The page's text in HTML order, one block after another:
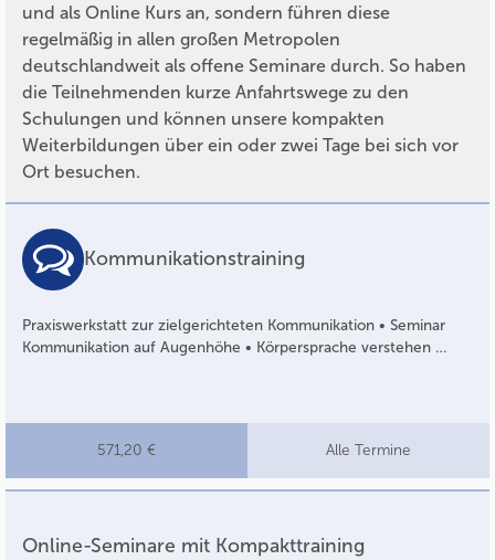
und als Online Kurs an, sondern führen diese
regelmäßig in allen großen Metropolen
deutschlandweit als offene Seminare durch. So haben
die Teilnehmenden kurze Anfahrtswege zu den
Schulungen und können unsere kompakten
Weiterbildungen über ein oder zwei Tage bei sich vor
Ort besuchen.
Kommunikationstraining
Praxiswerkstatt zur zielgerichteten Kommunikation • Seminar
Kommunikation auf Augenhöhe • Körpersprache verstehen …
571,20 € Alle Termine
Online-Seminare mit Kompakttraining